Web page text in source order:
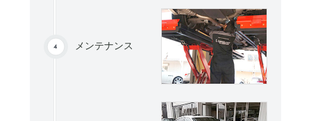
メンテナンス